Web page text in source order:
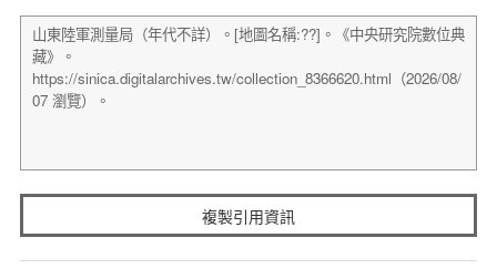
複製引用資訊